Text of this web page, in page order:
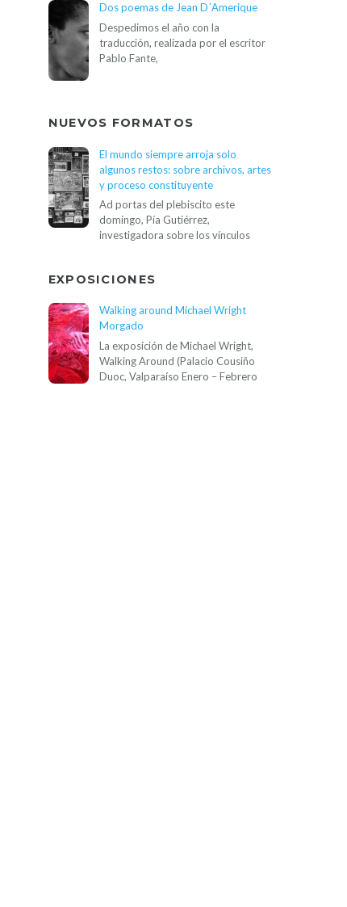
Dos poemas de Jean D´Amerique
Despedimos el año con la
traducción, realizada por el escritor
Pablo Fante,
NUEVOS FORMATOS
El mundo siempre arroja solo
algunos restos: sobre archivos, artes
y proceso constituyente
Ad portas del plebiscito este
domingo, Pía Gutiérrez,
investigadora sobre los vínculos
EXPOSICIONES
Walking around Michael Wright
Morgado
La exposición de Michael Wright,
Walking Around (Palacio Cousiño
Duoc, Valparaíso Enero – Febrero